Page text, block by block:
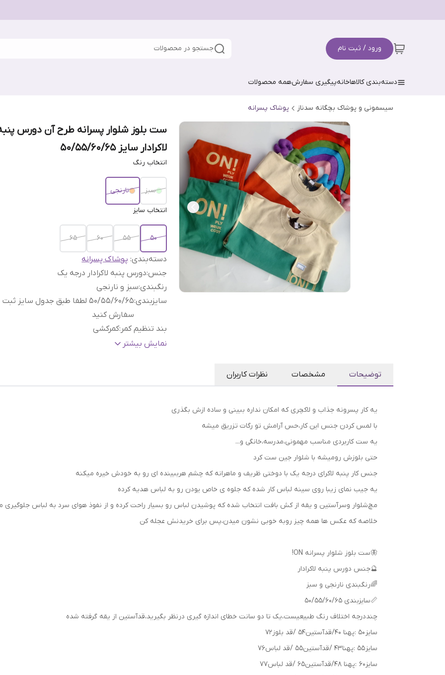
ورود / ثبت نام جستجو در محصولات
دسته‌بندی کالاهاخانهپیگیری سفارشهمه محصولات
سیسمونی و پوشاک بچگانه سدناز پوشاک پسرانه
ست بلوز شلوار پسرانه طرح آن دورس
لاکرادار سایز 50/55/60/65
انتخاب رنگ
سبز نارنجی
انتخاب سایز
50
55
60
65
دسته‌بندی:پوشاک پسرانه
جنس:دورس پنبه لاکرادار درجه یک
رنگبندی:سبز و نارنجی
سایزبندی:
50/55/60/65 لطفا طبق جدول سایز ثبت
سفارش کنید
بند تنظیم کمر :کمرکشی
جنسیت:پسرانه
نمایش بیشتر
توضیحات مشخصات نظرات کاربران
یه کار پسرونه جذاب و لاکچری که امکان نداره ببینی و ساده ازش بگذری
با لمس کردن جنس این کار،حس آرامش تو رگات تزریق میشه
یه ست کاربردی مناسب مهمونی،مدرسه،خانگی و...
حتی بلوزش رو‌میشه با شلوار جین ست کرد
جنس کار پنبه لاکرای درجه یک با دوختی ظریف و‌ ماهرانه که چشم هرببینده ای رو به خودش خیره میکنه
یه جیب نمای زیبا روی سینه لباس کار شده که جلوه ی خاص یودن رو‌ به لباس هدیه کرده
مچ‌شلوار و‌سرآستین و‌ یقه از کش بافت انتخاب شده که پوشیدن لباس رو بسیار راحت کرده و از نفوذ هوای سرد به لباس جلوگیری
خلاصه که عکس ها همه چیز رو‌به خوبی نشون میدن،پس برای خریدنش عجله کن
🦋ست بلوز شلوار پسرانه ON!
🔮جنس دورس پنبه لاکرادار
🌈رنگبندی نارنجی و سبز
📏سایزبندی 50/55/60/65
چنددرجه اختلاف رنگ طبیعیست،یک تا دو سانت خطای اندازه گیری درنظر بگیرید،قدآستین از یقه گرفته شده
سایز 50 :پهنا 40/قدآستین54 /قد بلوز72
سایز 55 :پهنا43 /قدآستین55 /قد لباس76
سایز60 :پهنا 48/قدآستین65 /قد لباس77